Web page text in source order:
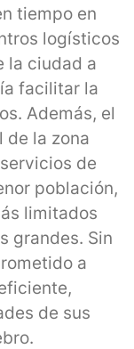
tiempo en
logísticos
la ciudad a
facilitar la
Además, el
de la zona
de
población,
limitados
grandes. Sin
a
de sus